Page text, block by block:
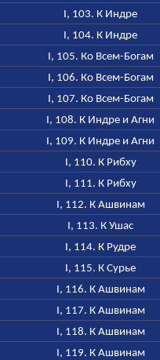
I, 103. К Индре
I, 104. К Индре
I, 105. Ко Всем-Богам
I, 106. Ко Всем-Богам
I, 107. Ко Всем-Богам
I, 108. К Индре и Агни
I, 109. К Индре и Агни
I, 110. К Рибху
I, 111. К Рибху
I, 112. К Ашвинам
I, 113. К Ушас
I, 114. К Рудре
I, 115. К Сурье
I, 116. К Ашвинам
I, 117. К Ашвинам
I, 118. К Ашвинам
I, 119. К Ашвинам